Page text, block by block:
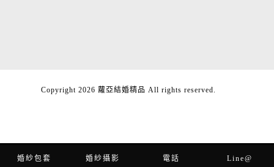
Copyright 2026 蘿亞結婚精品 All rights reserved.
輕單拍攝影 新人分享
婚紗包套 婚紗攝影 電話 Line@